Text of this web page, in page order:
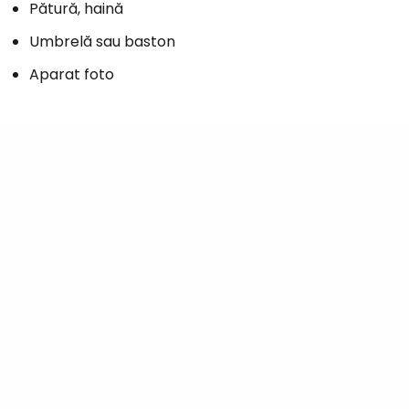
Pătură, haină
Umbrelă sau baston
Aparat foto